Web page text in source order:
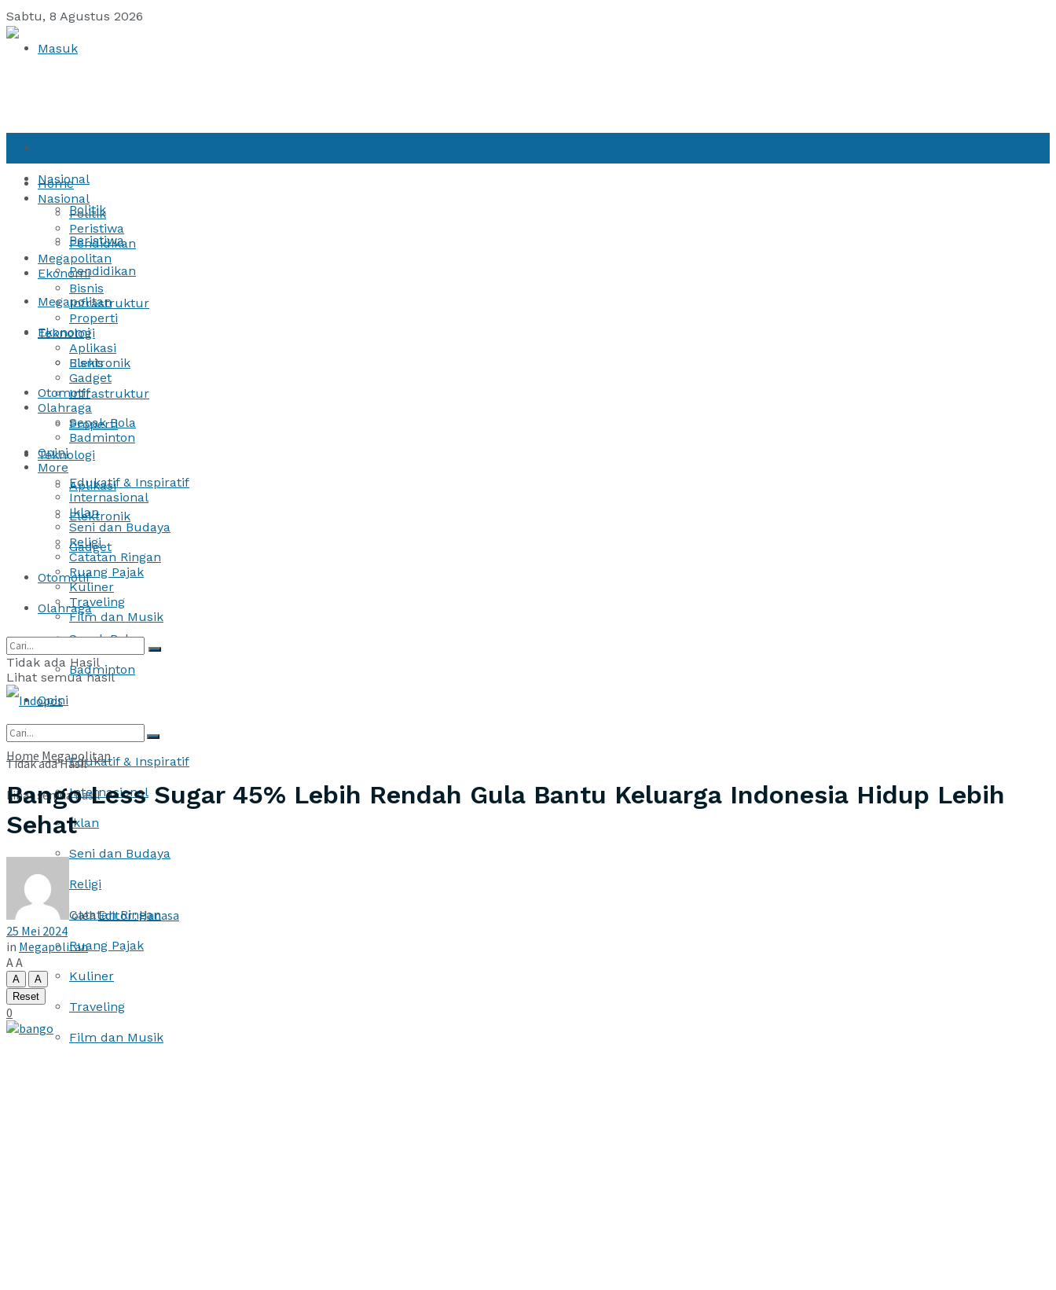
Sabtu, 8 Agustus 2026
Masuk
Nasional
Politik
Peristiwa
Pendidikan
Megapolitan
Ekonomi
Bisnis
Infrastruktur
Properti
Teknologi
Aplikasi
Elektronik
Gadget
Otomotif
Olahraga
Sepak Bola
Badminton
Opini
Edukatif & Inspiratif
Internasional
Iklan
Seni dan Budaya
Religi
Catatan Ringan
Ruang Pajak
Kuliner
Traveling
Film dan Musik
Home
Nasional
Politik
Peristiwa
Pendidikan
Megapolitan
Ekonomi
Bisnis
Infrastruktur
Properti
Teknologi
Aplikasi
Elektronik
Gadget
Otomotif
Olahraga
Sepak Bola
Badminton
Opini
More
Edukatif & Inspiratif
Internasional
Iklan
Seni dan Budaya
Religi
Catatan Ringan
Ruang Pajak
Kuliner
Traveling
Film dan Musik
Tidak ada Hasil
Lihat semua hasil
Tidak ada Hasil
Lihat semua hasil
Home Megapolitan
Bango Less Sugar 45% Lebih Rendah Gula Bantu Keluarga Indonesia Hidup Lebih
Sehat
olehEditor : Hanasa
25 Mei 2024
in Megapolitan
AA
A
A
Reset
0